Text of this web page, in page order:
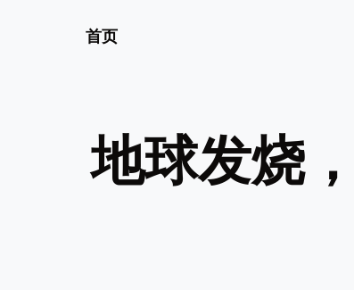
首页
地球发烧